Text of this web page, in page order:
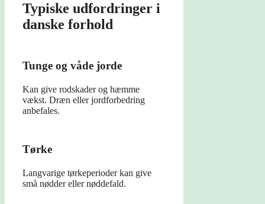
Typiske udfordringer i
danske forhold
Tunge og våde jorde
Kan give rodskader og hæmme
vækst. Dræn eller jordforbedring
anbefales.
Tørke
Langvarige tørkeperioder kan give
små nødder eller nøddefald.